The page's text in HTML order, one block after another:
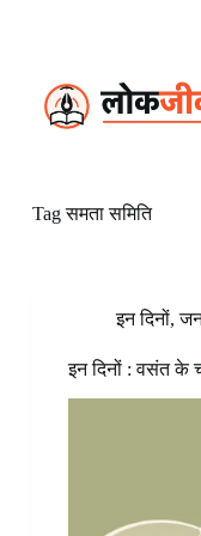
Tagसमता समिति
इन दिनों,जन
इन दिनों : वसंत के